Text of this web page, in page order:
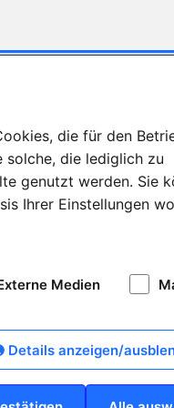
die für den
solche, die lediglich zu
genutzt werden. Sie
Ihrer Einstellungen
Medien
Details anzeigen/